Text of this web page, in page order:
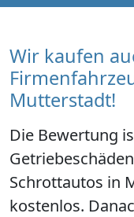
Wir kaufen
Mutterstadt!
Die Bewertung
Schrottautos in
kostenlos.